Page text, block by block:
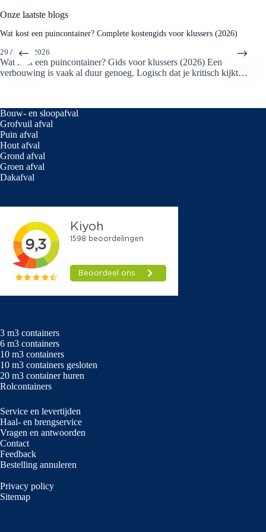
depot, dus goede afstemming werkt voor beide kanten.
Onze laatste blogs
Wat kost een puincontainer? Complete kostengids voor klussers (2026)
29 APRIL 2026
Wat kost een puincontainer? Gids voor klussers (2026) Een
verbouwing is vaak al duur genoeg. Logisch dat je kritisch kijkt…
Bouw- en sloopafval
Grofvuil afval
Puin afval
Hout afval
Grond afval
Groen afval
Dakafval
3 m3 containers
6 m3 containers
10 m3 containers
10 m3 containers gesloten
20 m3 container huren
Rolcontainers
Service en levertijden
Haal- en brengservice
Vragen en antwoorden
Contact
Feedback
Bestelling annuleren
Privacy policy
Sitemap